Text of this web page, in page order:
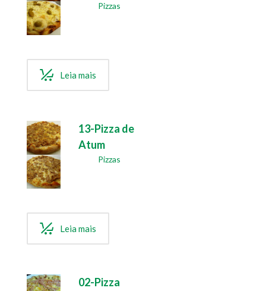
Pizzas
Leia mais
13-Pizza de
Atum
Pizzas
Leia mais
02-Pizza